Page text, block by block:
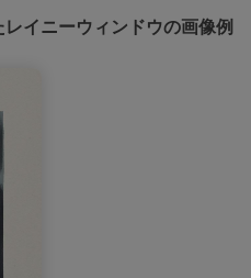
イニーウィンドウの画像例